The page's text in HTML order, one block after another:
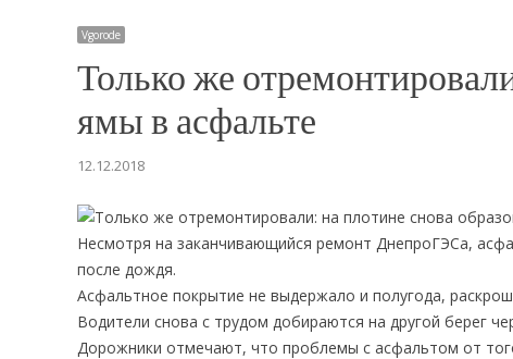
Vgorode
Только же
ямы в асфальте
12.12.2018
Несмотря на заканчивающийся ремонт ДнепроГЭСа,
после дождя.
Асфальтное покрытие не выдержало и полугода,
Водители снова с трудом добираются на другой берег
Дорожники отмечают, что проблемы с асфальтом от